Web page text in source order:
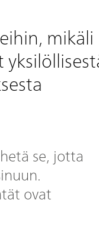
mikäli
se, jotta
ovat